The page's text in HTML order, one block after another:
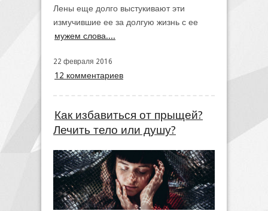
Лены еще долго выстукивают эти
измучившие ее за долгую жизнь с ее
мужем слова....
22 февраля 2016
12 комментариев
Как избавиться от прыщей?
Лечить тело или душу?